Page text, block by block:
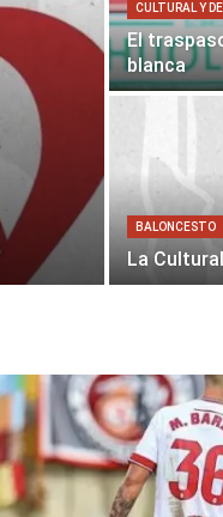
CULTURAL Y
El
blanca
BALONCESTO
La